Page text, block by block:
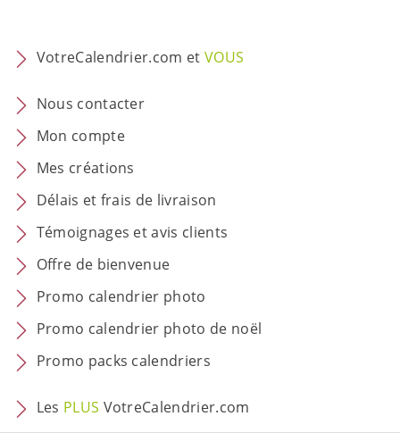
VotreCalendrier.com etVOUS
Nous contacter
Mon compte
Mes créations
Délais et frais de livraison
Témoignages et avis clients
Offre de bienvenue
Promo calendrier photo
Promo calendrier photo de noël
Promo packs calendriers
Les PLUS VotreCalendrier.com